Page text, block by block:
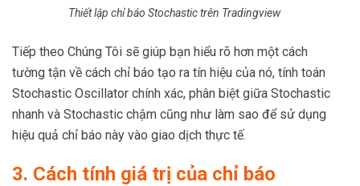
Thiết lập chỉ báo Stochastic trên Tradingview
Tiếp theo Chúng Tôi sẽ giúp bạn hiểu rõ hơn một cách
tường tận về cách chỉ báo tạo ra tín hiệu của nó, tính toán
Stochastic Oscillator chính xác, phân biệt giữa Stochastic
nhanh và Stochastic chậm cũng như làm sao để sử dụng
hiệu quả chỉ báo này vào giao dịch thực tế.
3. Cách tính giá trị của chỉ báo